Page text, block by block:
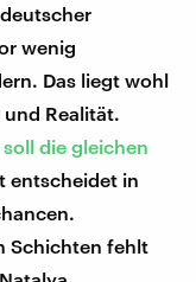
wenig
Das liegt wohl
Realität.
die gleichen
entscheidet in
Schichten fehlt